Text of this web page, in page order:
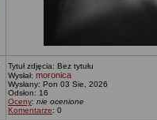
Tytuł zdjęcia: Bez tytułu
Wysłał: moronica
Wysłany: Pon 03 Sie, 2026
Odsłon: 16
Oceny: nie ocenione
Komentarze: 0